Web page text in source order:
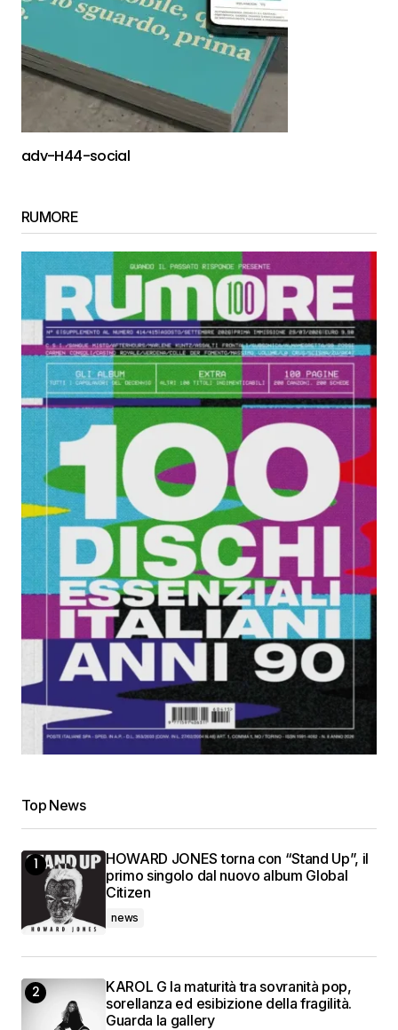
adv-H44-social
RUMORE
Top News
HOWARD JONES torna con “Stand Up”, il
primo singolo dal nuovo album Global
Citizen
news
KAROL G la maturità tra sovranità pop,
sorellanza ed esibizione della fragilità.
Guarda la gallery